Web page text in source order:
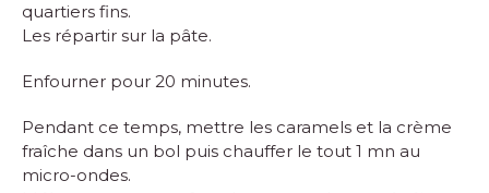
quartiers fins.
Les répartir sur la pâte.
Enfourner pour 20 minutes.
Pendant ce temps, mettre les caramels et la crème
fraîche dans un bol puis chauffer le tout 1 mn au
micro-ondes.